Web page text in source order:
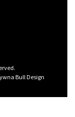
Bull Design